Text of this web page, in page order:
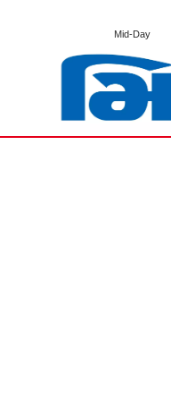
Mid-Day